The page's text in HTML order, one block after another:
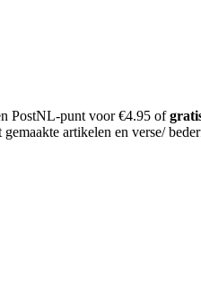
PostNL-punt voor €4.95 of
artikelen en verse/